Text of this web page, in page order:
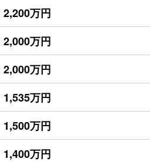
2,200万円
2,000万円
2,000万円
1,535万円
1,500万円
1,400万円